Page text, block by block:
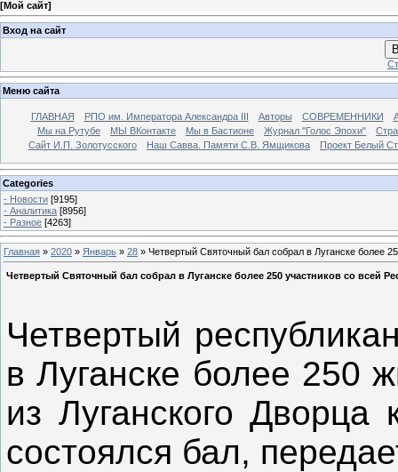
[Мой сайт]
Вход на сайт
Меню сайта
ГЛАВНАЯ РПО им. Императора Александра III Авторы СОВРЕМЕННИКИ
Мы на Рутубе
МЫ ВКонтакте Мы в Бастионе Журнал "Голос Эпохи"
Сайт И.П. Золотусского
Наш Савва. Памяти С.В. Ямщикова Проект Белый
Categories
- Новости [9195]
- Аналитика [8956]
- Разное [4263]
Главная » 2020 » Январь » 28 » Четвертый Святочный бал собрал в Луганске более
Четвертый Святочный бал собрал в Луганске более 250 участников со всей
Четвертый
в Луганске более 250
из Луганского
состоялся бал,